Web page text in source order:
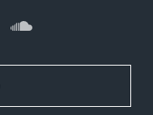
Flickr SoundCloud